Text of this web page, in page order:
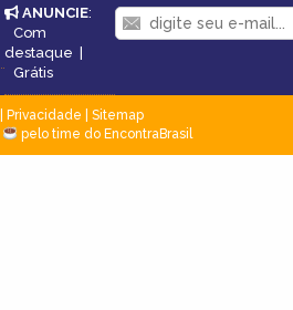
ANUNCIE:
Com
destaque |
Grátis
Privacidade
Sitemap
pelo time do EncontraBrasil